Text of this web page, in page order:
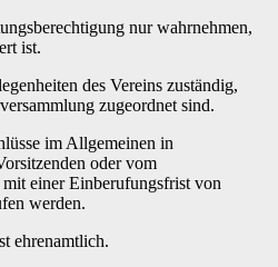
nur wahrnehmen,
ist.
des Vereins zuständig,
zugeordnet sind.
im Allgemeinen in
oder vom
einer Einberufungsfrist von
werden.
ehrenamtlich.